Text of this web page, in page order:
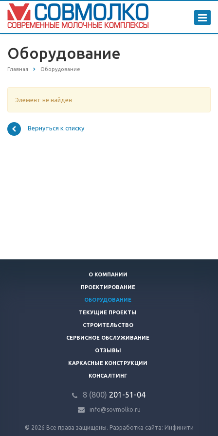
Оборудование
Главная Оборудование
Элемент не найден
Вернуться к списку
О КОМПАНИИ
ПРОЕКТИРОВАНИЕ
ОБОРУДОВАНИЕ
ТЕКУЩИЕ ПРОЕКТЫ
СТРОИТЕЛЬСТВО
СЕРВИСНОЕ ОБСЛУЖИВАНИЕ
ОТЗЫВЫ
КАРКАСНЫЕ КОНСТРУКЦИИ
КОНСАЛТИНГ
8 (800) 201-51-04
info@sovmolko.ru
© 2026 Все права защищены. Разработка сайта: Инфинити